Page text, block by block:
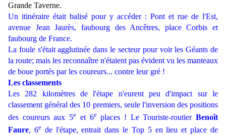
Grande Taverne.
Un itinéraire était balisé pour y accéder : Pont et rue de l'Est,
avenue Jean Jaurès, faubourg des Ancêtres, place Corbis et
faubourg de France.
La foule s'était agglutinée dans le secteur pour voir les Géants de
la route; mais les reconnaître n'étaient pas évident vu les manteaux
de boue portés par les coureurs... contre leur gré !
Les classements
Les 282 kilomètres de l'étape n'eurent peu d'impact sur le
classement général des 10 premiers, seule l'inversion des positions
des coureurs aux 5e et 6eplaces ! Le Touriste-routierBenoît
Faure, 6ede l'étape, entrait dans le Top 5 en lieu et place de